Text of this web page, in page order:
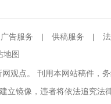
广告服务 | 供稿服务 |
地图
观点。 刊用本网站稿件，
立镜像，违者将依法追究法